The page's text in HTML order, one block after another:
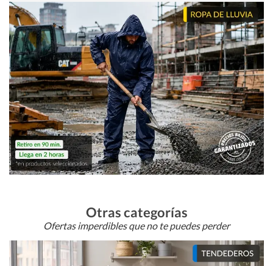
Otras categorías
Ofertas imperdibles que no te puedes perder